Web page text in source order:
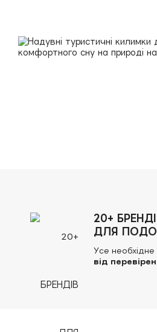
20+
ДЛЯ
Усе необхідне
від